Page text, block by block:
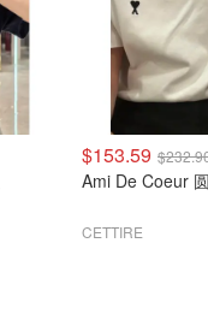
$153.59
Ami De Coeur
CETTIRE